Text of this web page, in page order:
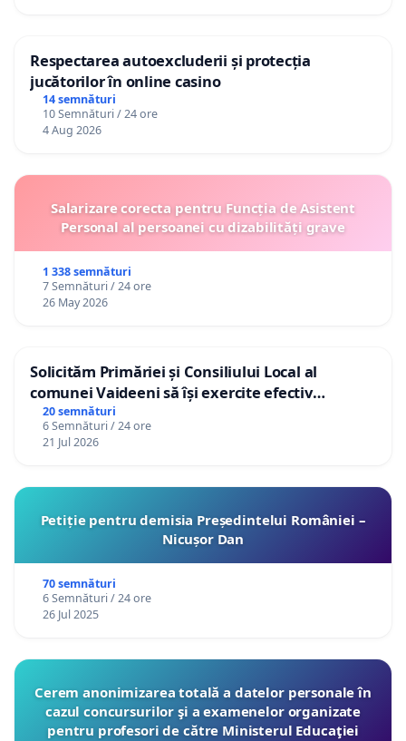
Respectarea autoexcluderii și protecția
jucătorilor în online casino
14 semnături
10 Semnături / 24 ore
4 Aug 2026
Salarizare corecta pentru Funcția de Asistent
Personal al persoanei cu dizabilități grave
1 338 semnături
7 Semnături / 24 ore
26 May 2026
Solicităm Primăriei și Consiliului Local al
comunei Vaideeni să își exercite efectiv
atribuțiile legale și să reprezinte interesele
cetățenilor în raport cu APAVIL S.A, operatorul
serviciului de apă!
20 semnături
6 Semnături / 24 ore
21 Jul 2026
Petiție pentru demisia Președintelui României –
Nicușor Dan
70 semnături
6 Semnături / 24 ore
26 Jul 2025
Cerem anonimizarea totală a datelor personale în
cazul concursurilor şi a examenelor organizate
pentru profesori de către Ministerul Educaţiei